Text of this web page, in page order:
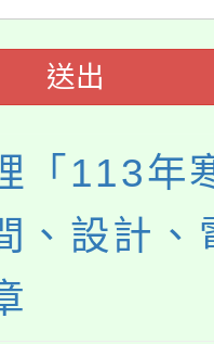
送出
「113年
、設計、